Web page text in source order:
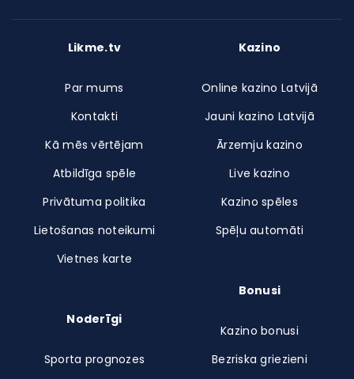
Likme.tv
Par mums
Kontakti
Kā mēs vērtējam
Atbildīga spēle
Privātuma politika
Lietošanas noteikumi
Vietnes karte
Noderīgi
Sporta prognozes
Kazino
Online kazino Latvijā
Jauni kazino Latvijā
Ārzemju kazino
Live kazino
Kazino spēles
Spēļu automāti
Bonusi
Kazino bonusi
Bezriska griezieni